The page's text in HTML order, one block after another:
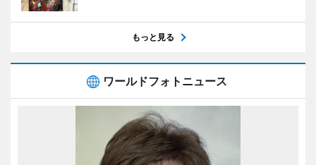
もっと見る
ワールドフォトニュース